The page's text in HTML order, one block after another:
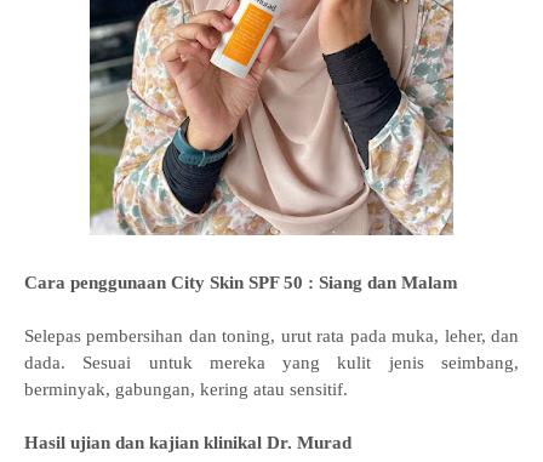
Cara penggunaan City Skin SPF 50 : Siang dan Malam
Selepas pembersihan dan toning, urut rata pada muka, leher, dan
dada. Sesuai untuk mereka yang kulit jenis seimbang,
berminyak, gabungan, kering atau sensitif.
Hasil ujian dan kajian klinikal Dr. Murad